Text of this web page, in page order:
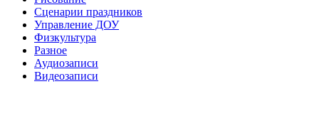
Сценарии праздников
Управление ДОУ
Физкультура
Разное
Аудиозаписи
Видеозаписи